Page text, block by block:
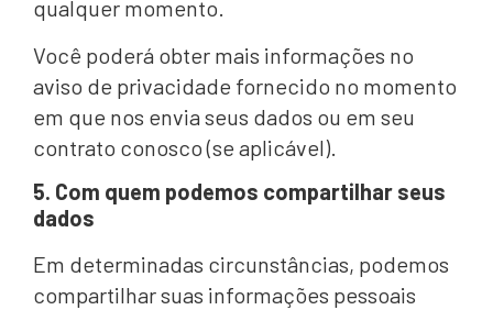
qualquer momento.
Você poderá obter mais informações no
aviso de privacidade fornecido no momento
em que nos envia seus dados ou em seu
contrato conosco (se aplicável).
5. Com quem podemos compartilhar seus
dados
Em determinadas circunstâncias, podemos
compartilhar suas informações pessoais